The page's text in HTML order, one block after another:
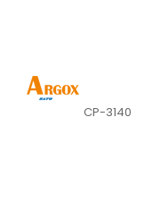
CP-3140